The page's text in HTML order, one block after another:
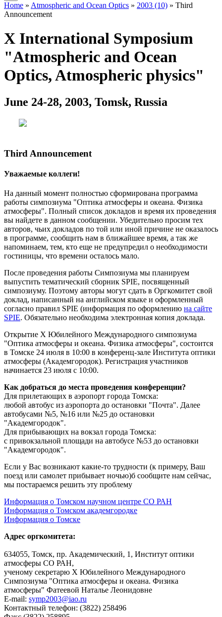
Home » Atmospheric and Ocean Optics » 2003 (10) » Third
Announcement
X International Symposium
"Atmospheric and Ocean
Optics, Atmospheric physics"
June 24-28, 2003, Tomsk, Russia
Third Announcement
Уважаемые коллеги!
На данный момент полностью сформирована программа
работы симпозиума "Оптика атмосферы и океана. Физика
атмосферы". Полный список докладов и время их проведения
вы найдете в данном сообщении. Убедительно просим тех
авторов, чьих докладов по той или иной причине не оказалось
в программе, сообщить нам в ближайшее время, а так же
напоминаем, тем, кто еще не предупредил о необходимости
гостиницы, что времени осталось мало.
После проведения работы Симпозиума мы планируем
выпустить тематический сборник SPIE, посвященный
симпозиуму. Поэтому авторы могут сдать в Оргкомитет свой
доклад, написанный на английском языке и оформленный
согласно правил SPIE (информация по оформлению на сайте
SPIE. Обязательно необходима электронная копия доклада.
Открытие X Юбилейного Международного симпозиума
"Оптика атмосферы и океана. Физика атмосферы", состоится
в Томске 24 июля в 10:00 в конференц-зале Института оптики
атмосферы (Академгородок). Регистрация участников
начинается 23 июля с 10:00.
Как добраться до места проведения конференции?
Для прилетающих в аэропорт города Томска:
любой автобус из аэропорта до остановки "Почта". Далее
автобусами №5, №16 или №25 до остановки
"Академгородок".
Для прибывающих на вокзал города Томска:
c привокзальной площади на автобусе №53 до остановки
"Академгородок".
Если у Вас возникают какие-то трудности (к примеру, Ваш
поезд или самолет прибывает ночью)б сообщите нам сейчас,
мы постараемся решить эту проблему
Информация о Томском научном центре СО РАН
Информация о Томском академгородке
Информация о Томске
Адрес оргкомитета:
634055, Томск, пр. Академический, 1, Институт оптики
атмосферы СО РАН,
ученому секретарю Х Юбилейного Международного
Симпозиума "Оптика атмосферы и океана. Физика
атмосферы" Фатеевой Наталье Леонидовне
E-mail: symp2003@iao.ru
Контактный телефон: (3822) 258496